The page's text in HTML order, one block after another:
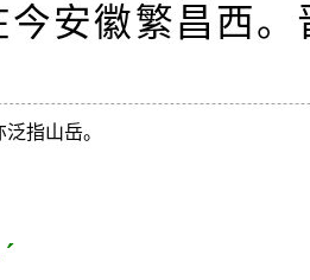
今安徽繁昌西
指山岳。